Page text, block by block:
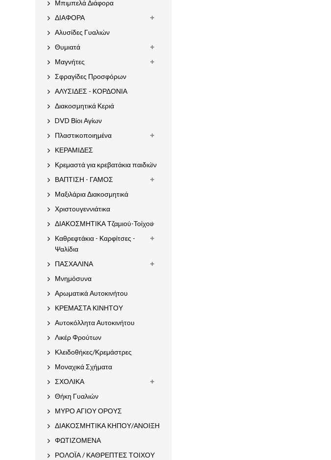
Μπιμπελά Διάφορα
ΔΙΑΦΟΡΑ
Αλυσίδες Γυαλιών
Θυμιατά
Μαγνήτες
Σφραγίδες Προσφόρων
ΑΛΥΣΙΔΕΣ - ΚΟΡΔΟΝΙΑ
Διακοσμητικά Κεριά
DVD Βίοι Αγίων
Πλαστικοποιημένα
ΚΕΡΑΜΙΔΕΣ
Κρεμαστά για κρεβατάκια παιδιών
ΒΑΠΤΙΣΗ - ΓΑΜΟΣ
Μαξιλάρια Διακοσμητικά
Χριστουγεννιάτικα
ΔΙΑΚΟΣΜΗΤΙΚΑ Τζαμιού-Τοίχου
Καθρεφτάκια - Καρφίτσες -
Ψαλίδια
ΠΑΣΧΑΛΙΝΑ
Μνημόσυνα
Αρωματικά Αυτοκινήτου
ΚΡΕΜΑΣΤΑ ΚΙΝΗΤΟΥ
Αυτοκόλλητα Αυτοκινήτου
Λικέρ Φρούτων
Κλειδοθήκες/Κρεμάστρες
Μοναχικά Σχήματα
ΣΧΟΛΙΚΑ
Θήκη Γυαλιών
ΜΥΡΟ ΑΓΙΟΥ ΟΡΟΥΣ
ΔΙΑΚΟΣΜΗΤΙΚΑ ΚΗΠΟΥ/ΑΝΟΙΞΗ
ΦΩΤΙΖΟΜΕΝΑ
ΡΟΛΟΪΑ / ΚΑΘΡΕΠΤΕΣ ΤΟΙΧΟΥ